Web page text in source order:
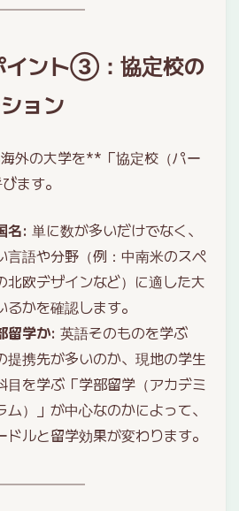
イント③：協定校の
ョン
外の大学を**「協定校（パー
ます。
名: 単に数が多いだけでなく、
言語や分野（例：中南米のスペ
北欧デザインなど）に適した大
かを確認します。
留学か: 英語そのものを学ぶ
提携先が多いのか、現地の学生
目を学ぶ「学部留学（アカデミ
ム）」が中心なのかによって、
ルと留学効果が変わります。